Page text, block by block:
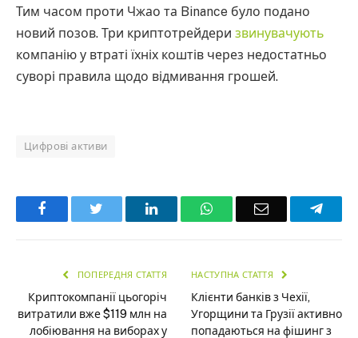
Тим часом проти Чжао та Binance було подано
новий позов. Три криптотрейдери звинувачують
компанію у втраті їхніх коштів через недостатньо
суворі правила щодо відмивання грошей.
Цифрові активи
Facebook LinkedInWhatsAppEmail
ПОПЕРЕДНЯ СТАТТЯ
Криптокомпанії цьогоріч
витратили вже $119 млн на
лобіювання на виборах у
НАСТУПНА СТАТТЯ
Клієнти банків з Чехії,
Угорщини та Грузії активно
попадаються на фішинг з